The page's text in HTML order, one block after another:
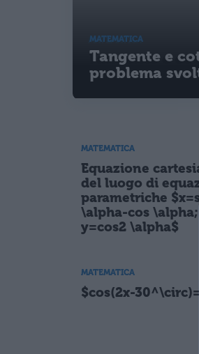
MATEMATICA
Tangente e
problema
MATEMATICA
Equazione
del luogo di
parametriche
\alpha-cos \alpha;
y=cos2 \alpha$
MATEMATICA
$cos(2x-